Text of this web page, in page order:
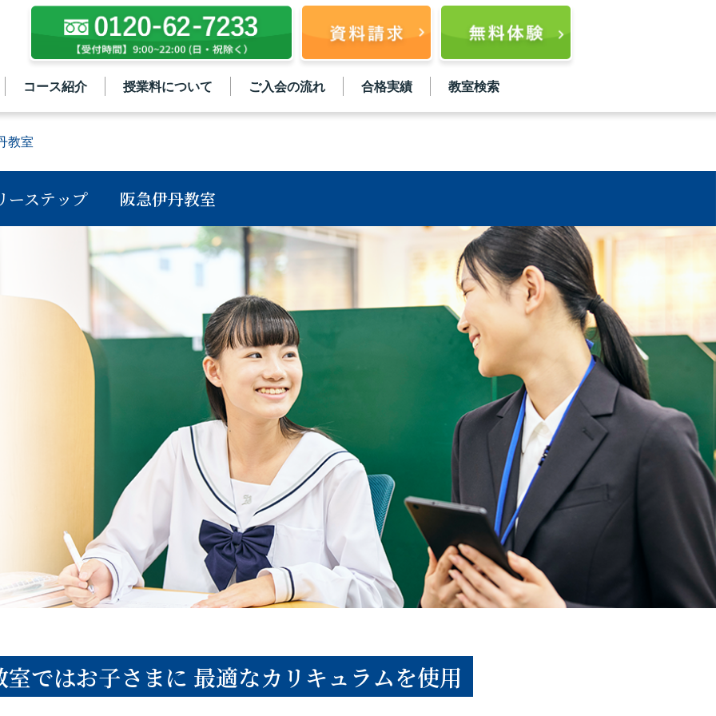
コース紹介 授業料について ご入会の流れ 合格実績 教室検索
教室
ーステップ 阪急伊丹教室
ではお子さまに 最適なカリキュラムを使用